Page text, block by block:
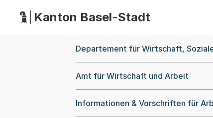
HauptnavigationKanton Basel-Stadt
Departement für Wirtschaft,
Amt für Wirtschaft und Arbeit
Informationen & Vorschriften für